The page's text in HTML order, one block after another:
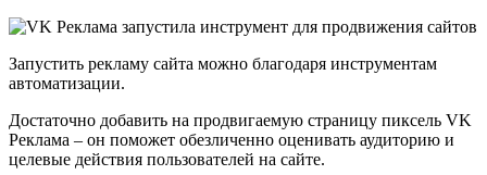
Запустить рекламу сайта можно благодаря инструментам
автоматизации.
Достаточно добавить на продвигаемую страницу пиксель VK
Реклама – он поможет обезличенно оценивать аудиторию и
целевые действия пользователей на сайте.